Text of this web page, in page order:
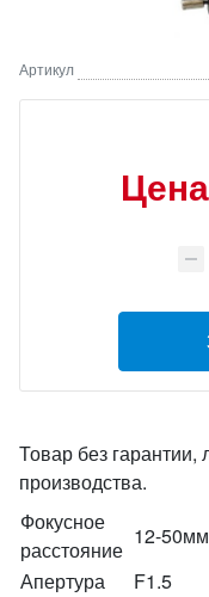
Артикул
Товар без гарантии,
производства.
Фокусное
расстояние
12-50мм
Апертура
F1.5